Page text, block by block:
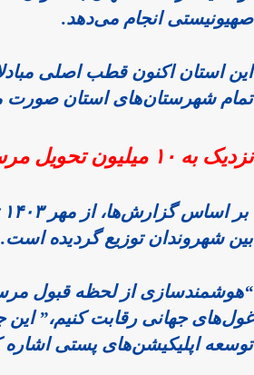
صهیونیستی انجام می‌دهد.
تمام شهرستان‌های استان صورت می‌گیرد.”
نزدیک به ۱۰ میلیون تحویل مرسوله در یک سال
بین شهروندان توزیع گردیده است.
توسعه اپلیکیشن‌های پستی اشاره کرد.